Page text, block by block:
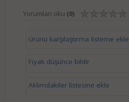
Yorumları oku (0)
Ürünü karşılaştırma listeme ekle
Fiyatı düşünce bildir
Aklımdakiler listesine ekle